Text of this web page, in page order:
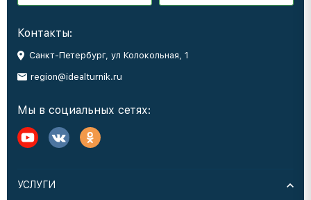
Контакты:
Санкт-Петербург, ул Колокольная, 1
region@idealturnik.ru
Мы в социальных сетях:
УСЛУГИ